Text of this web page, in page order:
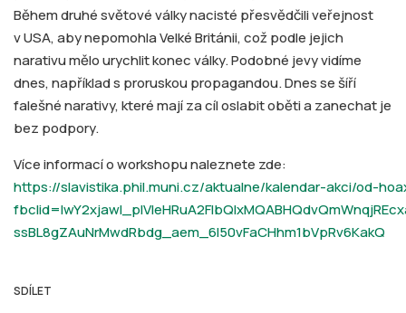
Během druhé světové války nacisté přesvědčili veřejnost
v USA, aby nepomohla Velké Británii, což podle jejich
narativu mělo urychlit konec války. Podobné jevy vidíme
dnes, například s proruskou propagandou. Dnes se šíří
falešné narativy, které mají za cíl oslabit oběti a zanechat je
bez podpory.
Více informací o workshopu naleznete zde:
https://slavistika.phil.muni.cz/aktualne/kalendar-akci/od-
ssBL8gZAuNrMwdRbdg_aem_6l50vFaCHhm1bVpRv6KakQ
SDÍLET